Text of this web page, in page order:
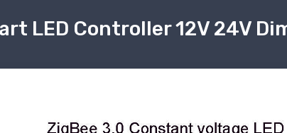
LED Controller 12V 24V